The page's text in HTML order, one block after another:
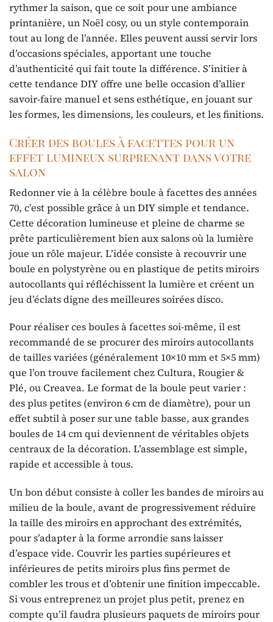
rythmer la saison, que ce soit pour une ambiance
printanière, un Noël cosy, ou un style contemporain
tout au long de l’année. Elles peuvent aussi servir lors
d’occasions spéciales, apportant une touche
d’authenticité qui fait toute la différence. S’initier à
cette tendance DIY offre une belle occasion d’allier
savoir-faire manuel et sens esthétique, en jouant sur
les formes, les dimensions, les couleurs, et les finitions.
Créer des boules à facettes pour un
effet lumineux surprenant dans votre
salon
Redonner vie à la célèbre boule à facettes des années
70, c’est possible grâce à un DIY simple et tendance.
Cette décoration lumineuse et pleine de charme se
prête particulièrement bien aux salons où la lumière
joue un rôle majeur. L’idée consiste à recouvrir une
boule en polystyrène ou en plastique de petits miroirs
autocollants qui réfléchissent la lumière et créent un
jeu d’éclats digne des meilleures soirées disco.
Pour réaliser ces boules à facettes soi-même, il est
recommandé de se procurer des miroirs autocollants
de tailles variées (généralement 10×10 mm et 5×5 mm)
que l’on trouve facilement chez Cultura, Rougier &
Plé, ou Creavea. Le format de la boule peut varier :
des plus petites (environ 6 cm de diamètre), pour un
effet subtil à poser sur une table basse, aux grandes
boules de 14 cm qui deviennent de véritables objets
centraux de la décoration. L’assemblage est simple,
rapide et accessible à tous.
Un bon début consiste à coller les bandes de miroirs au
milieu de la boule, avant de progressivement réduire
la taille des miroirs en approchant des extrémités,
pour s’adapter à la forme arrondie sans laisser
d’espace vide. Couvrir les parties supérieures et
inférieures de petits miroirs plus fins permet de
combler les trous et d’obtenir une finition impeccable.
Si vous entreprenez un projet plus petit, prenez en
compte qu’il faudra plusieurs paquets de miroirs pour